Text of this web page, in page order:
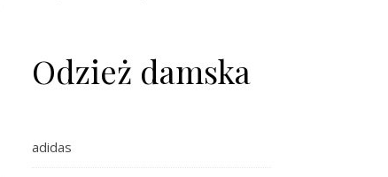
Odzież damska
adidas